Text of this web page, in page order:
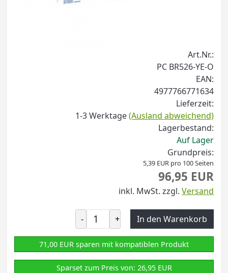
Art.Nr.:
PC BR526-YE-O
EAN:
4977766771634
Lieferzeit:
1-3 Werktage(Ausland abweichend)
Lagerbestand:
Auf Lager
Grundpreis:
5,39 EUR pro 100 Seiten
96,95 EUR
inkl. MwSt. zzgl. Versand
- + In den Warenkorb
71,00 EUR sparen mit kompatiblen Produkt
Sparset zum Preis von: 26,95 EUR